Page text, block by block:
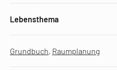
Lebensthema
Grundbuch, Raumplanung